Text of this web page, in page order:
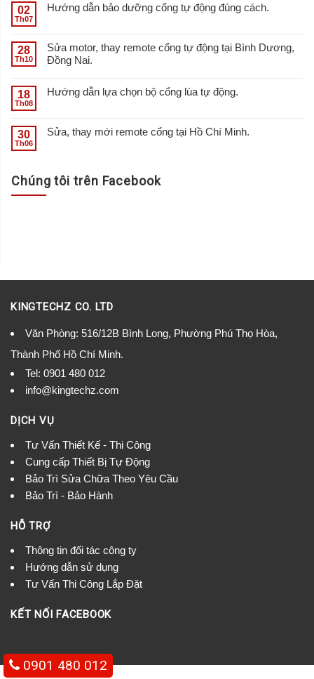
02
Th07
Hướng dẫn bảo dưỡng cổng tự động đúng cách.
28
Th10
Sửa motor, thay remote cổng tự động tại Bình Dương,
Đồng Nai.
18
Th08
Hướng dẫn lựa chọn bộ cổng lùa tự động.
30
Th06
Sửa, thay mới remote cổng tại Hồ Chí Minh.
Chúng tôi trên Facebook
KINGTECHZ CO. LTD
Văn Phòng: 516/12B Bình Long, Phường Phú Thọ Hòa,
Thành Phố Hồ Chí Minh.
Tel: 0901 480 012
info@kingtechz.com
DỊCH VỤ
Tư Vấn Thiết Kế - Thi Công
Cung cấp Thiết Bị Tự Động
Bảo Trì Sửa Chữa Theo Yêu Cầu
Bảo Trì - Bảo Hành
HỖ TRỢ
Thông tin đối tác công ty
Hướng dẫn sử dụng
Tư Vấn Thi Công Lắp Đặt
KẾT NỐI FACEBOOK
0901 480 012